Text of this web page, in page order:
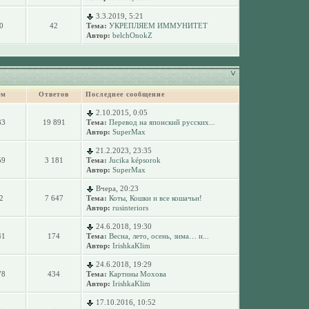
42
3.3.2019, 5:21
Тема: УКРЕПЛЯЕМ ИММУНИТЕТ
Автор: belchOnokZ
Ответов Последнее сообщение
19 891
2.10.2015, 0:05
Тема: Перевод на японский русских...
Автор: SuperMax
3 181
21.2.2023, 23:35
Тема: Jucika képsorok
Автор: SuperMax
7 647
Вчера, 20:23
Тема: Коты, Кошки и все кошачьи!
Автор: rusinteriors
174
24.6.2018, 19:30
Тема: Весна, лето, осень, зима… и...
Автор: IrishkaKlim
434
24.6.2018, 19:29
Тема: Картины Мохова
Автор: IrishkaKlim
17.10.2016, 10:52